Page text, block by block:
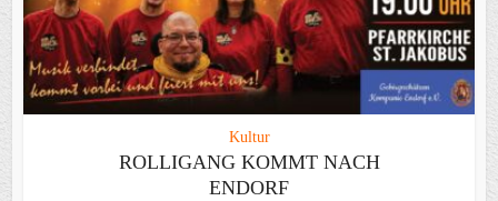
Kultur
ROLLIGANG KOMMT NACH
ENDORF